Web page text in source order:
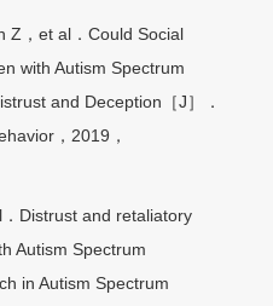
Z，et al．Could Social
with Autism Spectrum
and Deception［J］．
，2019，
Distrust and retaliatory
Autism Spectrum
in Autism Spectrum